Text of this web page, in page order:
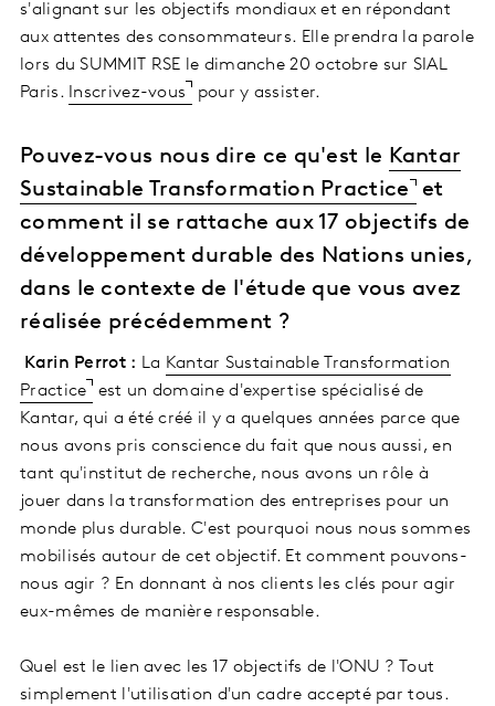
s'alignant sur les objectifs mondiaux et en répondant
aux attentes des consommateurs. Elle prendra la parole
lors du SUMMIT RSE le dimanche 20 octobre sur SIAL
Paris. Inscrivez-vous pour y assister.
Pouvez-vous nous dire ce qu'est le Kantar
Sustainable Transformation Practice et
comment il se rattache aux 17 objectifs de
développement durable des Nations unies,
dans le contexte de l'étude que vous avez
réalisée précédemment ?
Karin Perrot : La Kantar Sustainable Transformation
Practice
est un domaine d'expertise spécialisé de
Kantar, qui a été créé il y a quelques années parce que
nous avons pris conscience du fait que nous aussi, en
tant qu'institut de recherche, nous avons un rôle à
jouer dans la transformation des entreprises pour un
monde plus durable. C'est pourquoi nous nous sommes
mobilisés autour de cet objectif. Et comment pouvons-
nous agir ? En donnant à nos clients les clés pour agir
eux-mêmes de manière responsable.
Quel est le lien avec les 17 objectifs de l'ONU ? Tout
simplement l'utilisation d'un cadre accepté par tous.